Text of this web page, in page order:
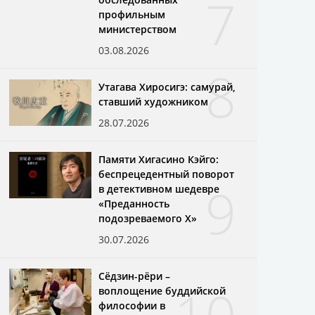
профильным
министерством
03.08.2026
8
Утагава Хиросигэ: самурай,
ставший художником
28.07.2026
9
Памяти Хигасино Кэйго:
беспрецедентный поворот
в детективном шедевре
«Преданность
подозреваемого X»
30.07.2026
Сёдзин-рёри –
воплощение буддийской
философии в